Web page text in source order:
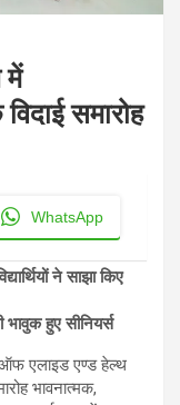
में
समारोह
WhatsApp
ने साझा किए
हुए सीनियर्स
ऑफ एलाइड एण्ड हेल्थ
भावनात्मक,